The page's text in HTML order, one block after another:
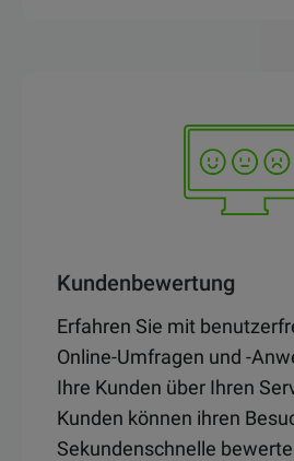
Kundenbewertung
Erfahren Sie mit
Online-Umfragen und -
Ihre Kunden über Ihren
Kunden können ihren
Sekundenschnelle